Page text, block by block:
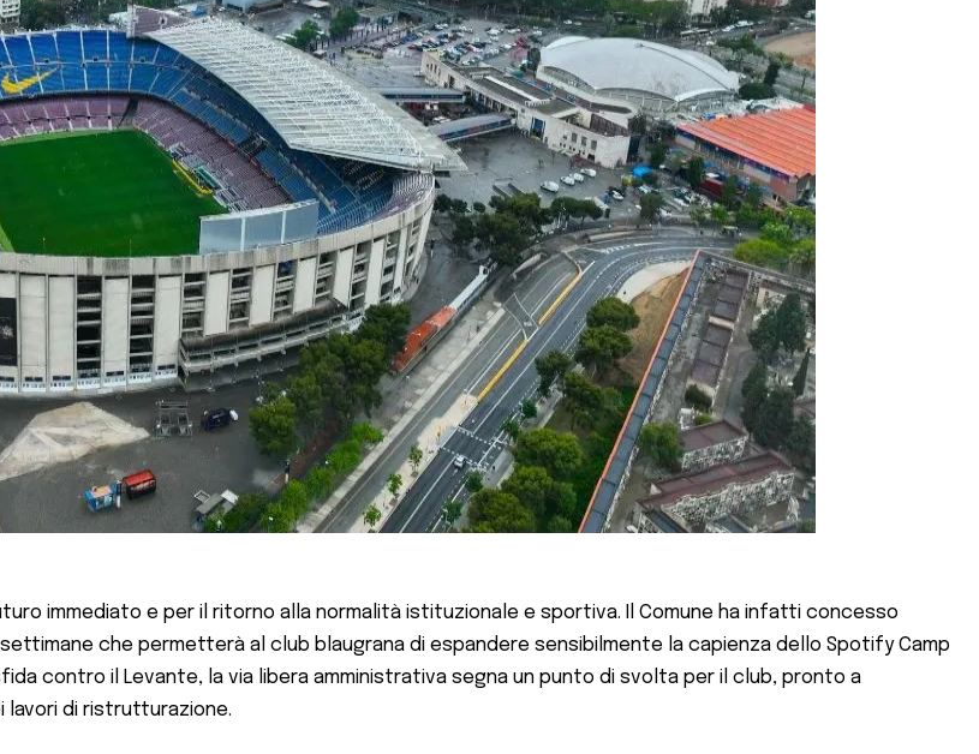
immediato e per il ritorno alla normalità istituzionale e sportiva. Il Comune ha infatti concesso
che permetterà al club blaugrana di espandere sensibilmente la capienza dello Spotify Camp
contro il Levante, la via libera amministrativa segna un punto di svolta per il club, pronto a
lavori di ristrutturazione.